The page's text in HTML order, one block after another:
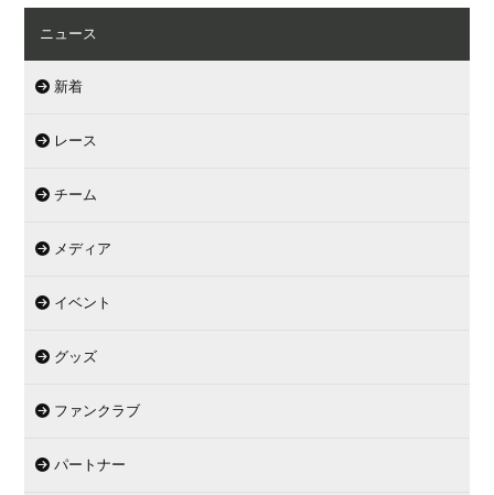
ニュース
新着
レース
チーム
メディア
イベント
グッズ
ファンクラブ
パートナー